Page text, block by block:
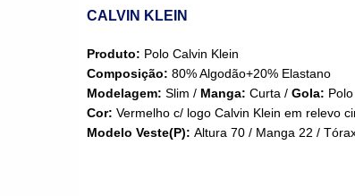
CALVIN KLEIN
Produto: Polo Calvin Klein
Composição: 80% Algodão+20% Elastano
Modelagem: Slim / Manga: Curta / Gola: Polo
Cor: Vermelho c/ logo Calvin Klein em relevo
Modelo Veste(P): Altura 70 / Manga 22 /